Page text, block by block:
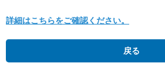
詳細はこちらをご確認ください。
戻る